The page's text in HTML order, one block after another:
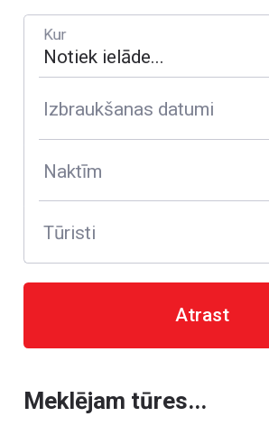
Kur
Izbraukšanas datumi
Naktīm
Tūristi
Atrast
Meklējam tūres...